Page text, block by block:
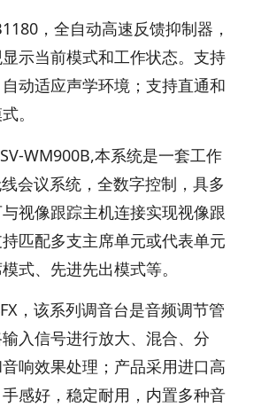
，全自动高速反馈抑制器，
示当前模式和工作状态。支持
动适应声学环境；支持直通和
。
WM900B,本系统是一套工作
会议系统，全数字控制，具多
视像跟踪主机连接实现视像跟
匹配多支主席单元或代表单元
式、先进先出模式等。
，该系列调音台是音频调节管
入信号进行放大、混合、分
响效果处理；产品采用进口高
感好，稳定耐用，内置多种音